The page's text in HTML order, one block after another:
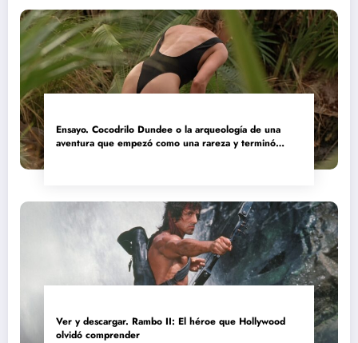
Ensayo. Cocodrilo Dundee o la arqueología de una
aventura que empezó como una rareza y terminó
Ver y descargar. Rambo II: El héroe que Hollywood
olvidó comprender